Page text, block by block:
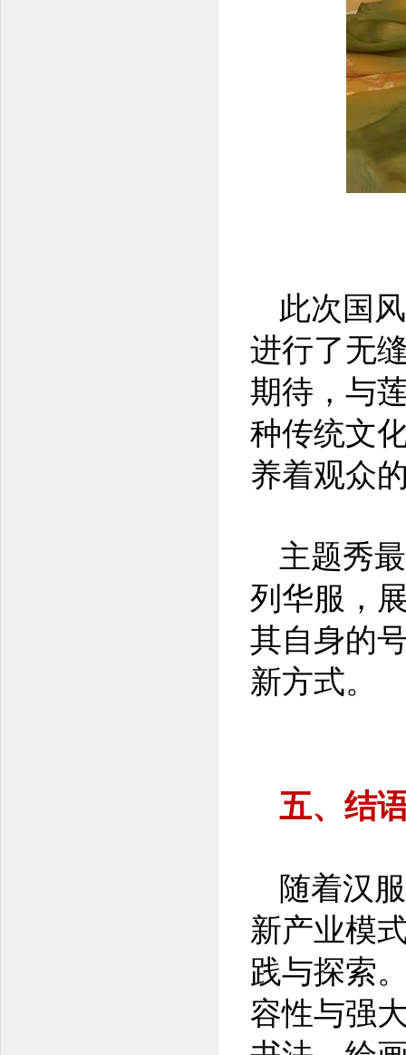
此次国
进行了无
期待，与
种传统文
养着观众
主题秀
列华服，
其自身的
新方式。
五、结
随着汉
新产业模
践与探索
容性与强